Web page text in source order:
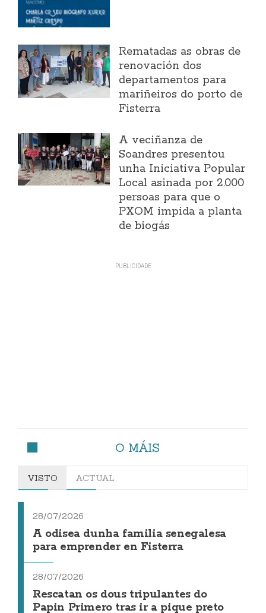
Rematadas as obras de
renovación dos
departamentos para
mariñeiros do porto de
Fisterra
A veciñanza de
Soandres presentou
unha Iniciativa Popular
Local asinada por 2.000
persoas para que o
PXOM impida a planta
de biogás
O MÁIS
VISTO ACTUAL
28/07/2026
A odisea dunha familia senegalesa
para emprender en Fisterra
28/07/2026
Rescatan os dous tripulantes do
Papin Primero tras ir a pique preto